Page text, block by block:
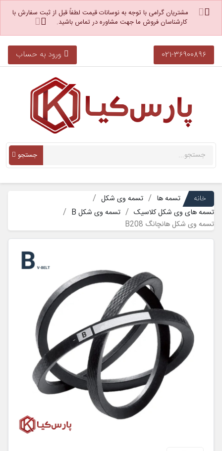
مشتریان گرامی با توجه به نوسانات قیمت لطفاً قبل از ثبت سفارش با
کارشناسان فروش ما جهت مشاوره در تماس باشید.
021-36900896 ورود به حساب
جستجو
خانه تسمه ها
تسمه وی شکل
تسمه های وی شکل کلاسیک
تسمه وی شکل B
تسمه وی شکل هانچانگ B208